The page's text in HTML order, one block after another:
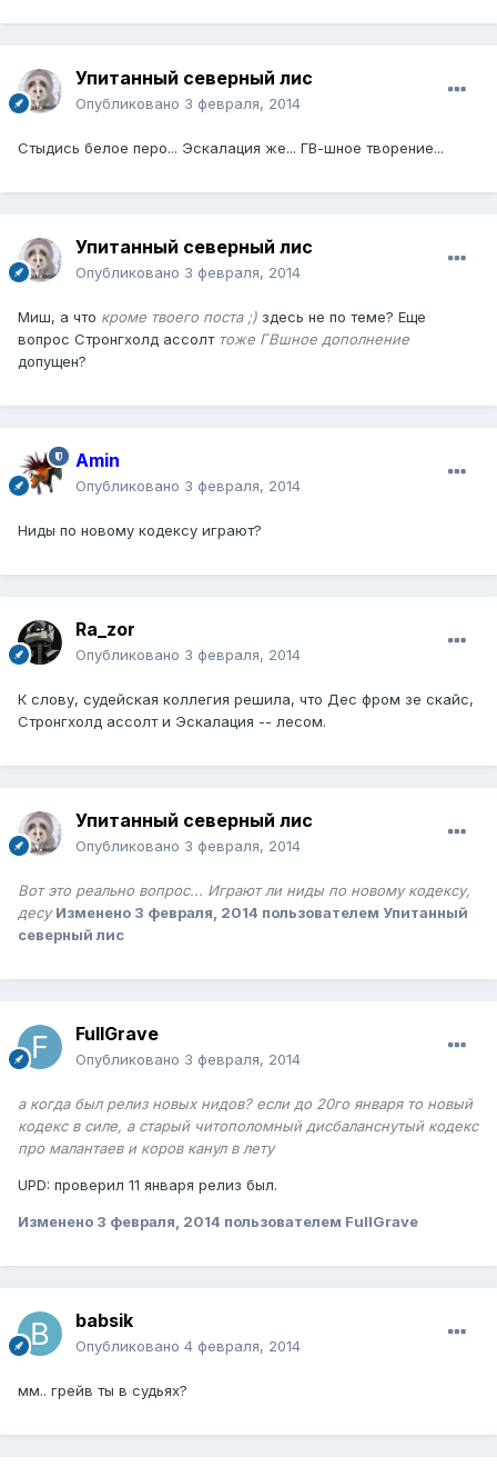
Упитанный северный лис
Опубликовано 3 февраля, 2014
Стыдись белое перо... Эскалация же... ГВ-шное творение...
Упитанный северный лис
Опубликовано 3 февраля, 2014
Миш, а что кроме твоего поста ;) здесь не по теме? Еще
вопрос Стронгхолд ассолт тоже ГВшное дополнение
допущен?
Amin
Опубликовано 3 февраля, 2014
Ниды по новому кодексу играют?
Ra_zor
Опубликовано 3 февраля, 2014
К слову, судейская коллегия решила, что Дес фром зе скайс,
Стронгхолд ассолт и Эскалация -- лесом.
Упитанный северный лис
Опубликовано 3 февраля, 2014
Вот это реально вопрос... Играют ли ниды по новому кодексу,
десу Изменено 3 февраля, 2014 пользователем Упитанный
северный лис
FullGrave
Опубликовано 3 февраля, 2014
а когда был релиз новых нидов? если до 20го января то новый
кодекс в силе, а старый читополомный дисбаланснутый кодекс
про малантаев и коров канул в лету
UPD: проверил 11 января релиз был.
Изменено 3 февраля, 2014 пользователем FullGrave
babsik
Опубликовано 4 февраля, 2014
мм.. грейв ты в судьях?